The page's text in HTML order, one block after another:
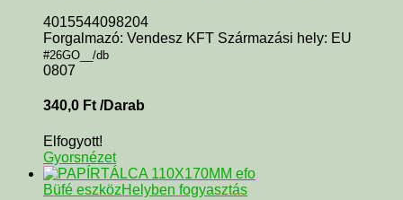
4015544098204
Forgalmazó: Vendesz KFT Származási hely: EU
#26GO__/db
0807
340,0 Ft /Darab
Elfogyott!
Gyorsnézet
Büfé eszközHelyben fogyasztás